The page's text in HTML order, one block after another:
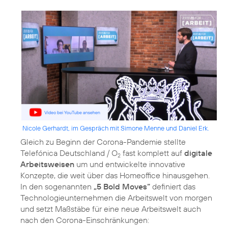
Nicole Gerhardt, im Gespräch mit Simone Menne und Daniel Erk.
Gleich zu Beginn der Corona-Pandemie stellte
Telefónica Deutschland / O2 fast komplett auf digitale
Arbeitsweisen um und entwickelte innovative
Konzepte, die weit über das Homeoffice hinausgehen.
In den sogenannten „5 Bold Moves“ definiert das
Technologieunternehmen die Arbeitswelt von morgen
und setzt Maßstäbe für eine neue Arbeitswelt auch
nach den Corona-Einschränkungen: